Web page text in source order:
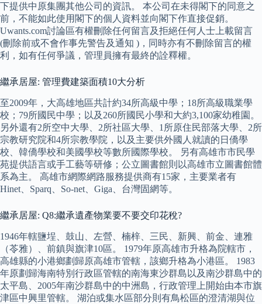
下提供中原集團其他公司的資訊。 本公司在未得閣下的同意之
前，不能如此使用閣下的個人資料並向閣下作直接促銷。
Uwants.com討論區有權刪除任何留言及拒絕任何人士上載留言
(刪除前或不會作事先警告及通知 )，同時亦有不刪除留言的權
利，如有任何爭議，管理員擁有最終的詮釋權。
繼承居屋: 管理費建築面積10大分析
至2009年，大高雄地區共計約34所高級中學；18所高級職業學
校；79所國民中學；以及260所國民小學和大約3,100家幼稚園。
另外還有2所空中大學、2所社區大學、1所原住民部落大學、2所
宗教研究院和4所宗教學院，以及主要供外國人就讀的日僑學
校、韓僑學校和美國學校等數所國際學校。 另有高雄市市民學
苑提供語言或手工藝等研修；公立圖書館則以高雄市立圖書館體
系為主。 高雄市網際網路服務提供商有15家，主要業者有
Hinet、Sparq、So-net、Giga、台灣固網等。
繼承居屋: Q8:繼承遺產物業要不要交印花稅?
1946年轄鹽埕、鼓山、左營、楠梓、三民、新興、前金、連雅
（苓雅）、前鎮與旗津10區。 1979年原高雄市升格為院轄市，
高雄縣的小港鄉劃歸原高雄市管轄，該鄉升格為小港區。 1983
年原劃歸海南特別行政區管轄的南海東沙群島以及南沙群島中的
太平島、2005年南沙群島中的中洲島，行政管理上開始由本市旗
津區中興里管轄。 湖泊或集水區部分則有鳥松區的澄清湖與位